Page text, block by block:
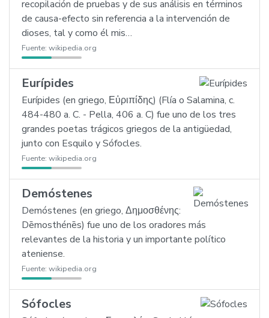
recopilación de pruebas y de sus análisis en términos
de causa-efecto sin referencia a la intervención de
dioses, tal y como él mis…
Fuente: wikipedia.org
Eurípides
Eurípides (en griego, Εὐριπίδης) (Flía o Salamina, c.
484-480 a. C. - Pella, 406 a. C) fue uno de los tres
grandes poetas trágicos griegos de la antigüedad,
junto con Esquilo y Sófocles.
Fuente: wikipedia.org
Demóstenes
Demóstenes (en griego, Δημοσθένης:
Dēmosthénēs) fue uno de los oradores más
relevantes de la historia y un importante político
ateniense.
Fuente: wikipedia.org
Sófocles